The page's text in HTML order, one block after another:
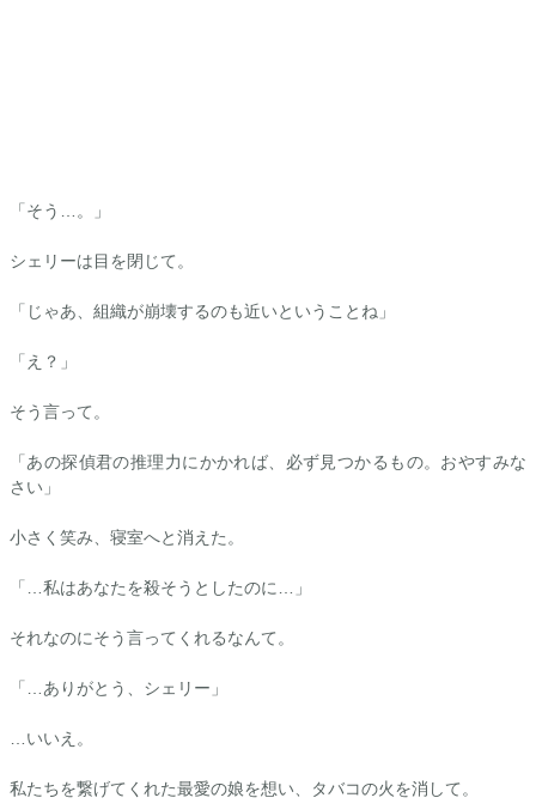
「そう…。」
シェリーは目を閉じて。
「じゃあ、組織が崩壊するのも近いということね」
「え？」
そう言って。
「あの探偵君の推理力にかかれば、必ず見つかるもの。おやすみな
さい」
小さく笑み、寝室へと消えた。
「…私はあなたを殺そうとしたのに…」
それなのにそう言ってくれるなんて。
「…ありがとう、シェリー」
…いいえ。
私たちを繋げてくれた最愛の娘を想い、タバコの火を消して。